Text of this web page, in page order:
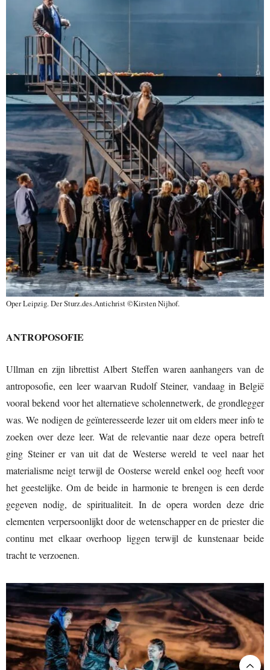
Oper Leipzig. Der Sturz.des.Antichrist ©Kirsten Nijhof.
ANTROPOSOFIE
Ullman en zijn librettist Albert Steffen waren aanhangers van de
antroposofie, een leer waarvan Rudolf Steiner, vandaag in België
vooral bekend voor het alternatieve scholennetwerk, de grondlegger
was. We nodigen de geïnteresseerde lezer uit om elders meer info te
zoeken over deze leer. Wat de relevantie naar deze opera betreft
ging Steiner er van uit dat de Westerse wereld te veel naar het
materialisme neigt terwijl de Oosterse wereld enkel oog heeft voor
het geestelijke. Om de beide in harmonie te brengen is een derde
gegeven nodig, de spiritualiteit. In de opera worden deze drie
elementen verpersoonlijkt door de wetenschapper en de priester die
continu met elkaar overhoop liggen terwijl de kunstenaar beide
tracht te verzoenen.